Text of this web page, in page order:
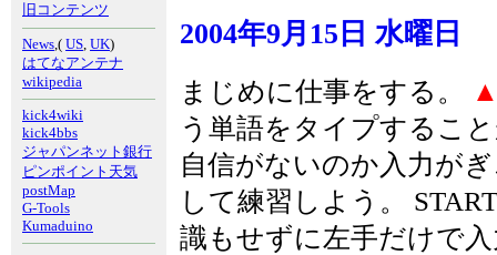
旧コンテンツ
News,( US, UK)
はてなアンテナ
wikipedia
kick4wiki
kick4bbs
ジャパンネット銀行
ピンポイント天気
postMap
G-Tools
Kumaduino
2004年9月15日 水曜日
まじめに仕事をする。
う単語をタイプするこ
自信がないのか入力が
して練習しよう。
識もせずに左手だけで